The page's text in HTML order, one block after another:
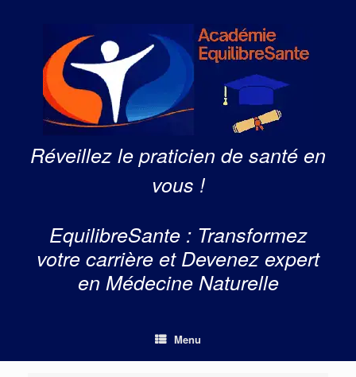
Réveillez le praticien de santé en
vous !
EquilibreSante : Transformez
votre carrière et Devenez expert
en Médecine Naturelle
Menu